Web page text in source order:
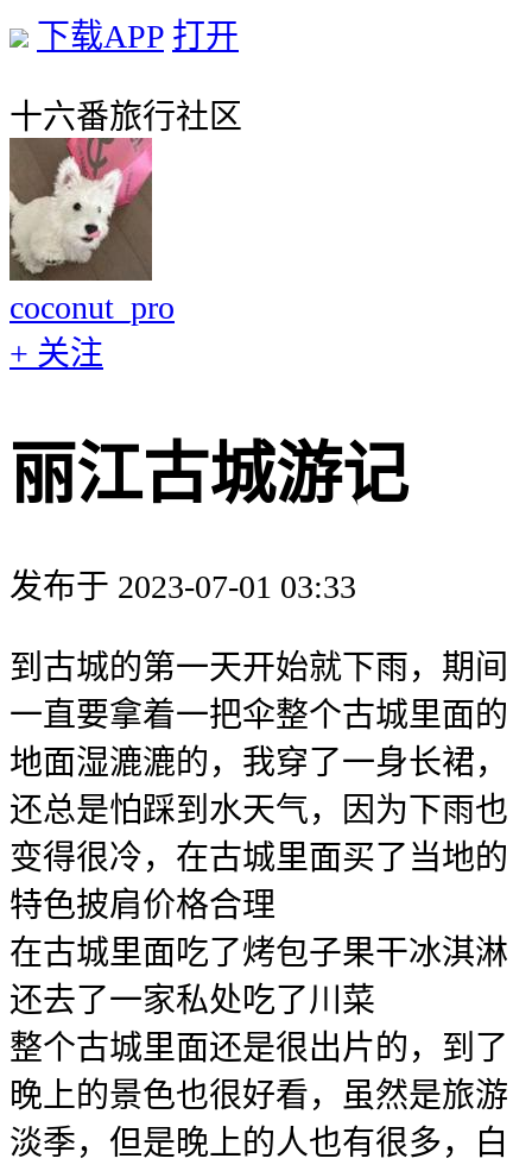
下载APP 打开
十六番旅行社区
coconut_pro
+ 关注
丽江古城游记
发布于 2023-07-01 03:33
到古城的第一天开始就下雨，期间
一直要拿着一把伞整个古城里面的
地面湿漉漉的，我穿了一身长裙，
还总是怕踩到水天气，因为下雨也
变得很冷，在古城里面买了当地的
特色披肩价格合理
在古城里面吃了烤包子果干冰淇淋
还去了一家私处吃了川菜
整个古城里面还是很出片的，到了
晚上的景色也很好看，虽然是旅游
淡季，但是晚上的人也有很多，白